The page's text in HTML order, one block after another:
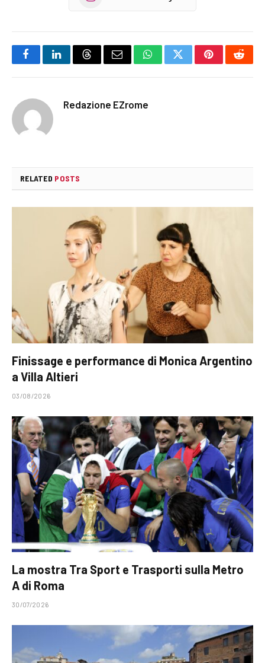
FacebookLinkedInThreadsEmail WhatsAppTwitterPinterest
Redazione EZrome
RELATED POSTS
Finissage e performance di Monica Argentino
a Villa Altieri
03/08/2026
La mostra Tra Sport e Trasporti sulla Metro
A di Roma
30/07/2026